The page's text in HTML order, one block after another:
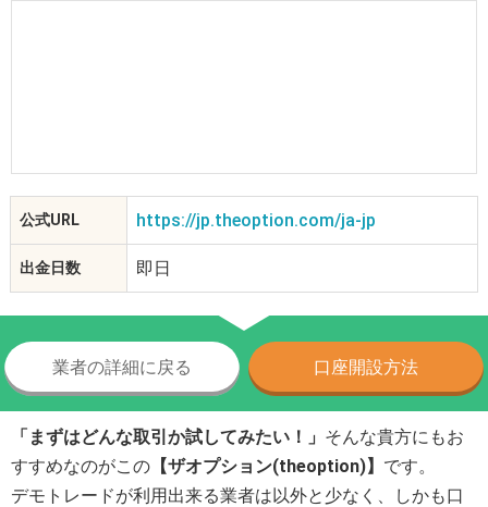
公式URL https://jp.theoption.com/ja-jp
出金日数 即日
業者の詳細に戻る 口座開設方法
「まずはどんな取引か試してみたい！」 そんな貴方にもお
すすめなのがこの 【ザオプション(theoption)】 です。
デモトレードが利用出来る業者は以外と少なく、しかも口